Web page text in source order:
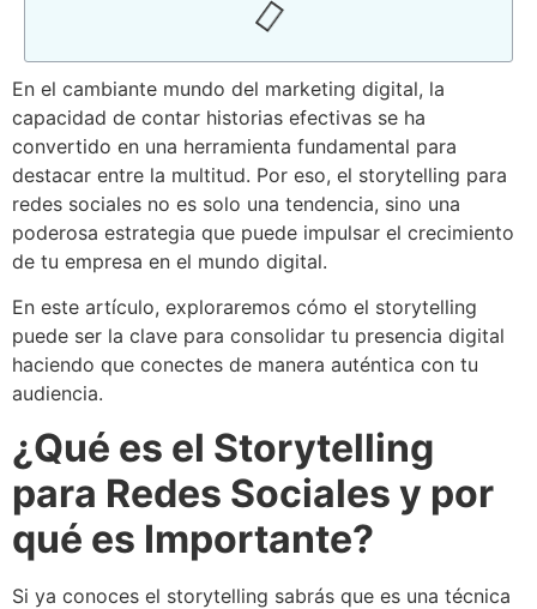
En el cambiante mundo del marketing digital, la
capacidad de contar historias efectivas se ha
convertido en una herramienta fundamental para
destacar entre la multitud. Por eso, el storytelling para
redes sociales no es solo una tendencia, sino una
poderosa estrategia que puede impulsar el crecimiento
de tu empresa en el mundo digital.
En este artículo, exploraremos cómo el storytelling
puede ser la clave para consolidar tu presencia digital
haciendo que conectes de manera auténtica con tu
audiencia.
¿Qué es el Storytelling
para Redes Sociales y por
qué es Importante?
Si ya conoces el storytelling sabrás que es una técnica